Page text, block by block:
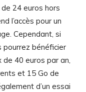
24 euros hors
l’accès pour un
Cependant, si
bénéficier
40 euros par an,
et 15 Go de
d’un essai